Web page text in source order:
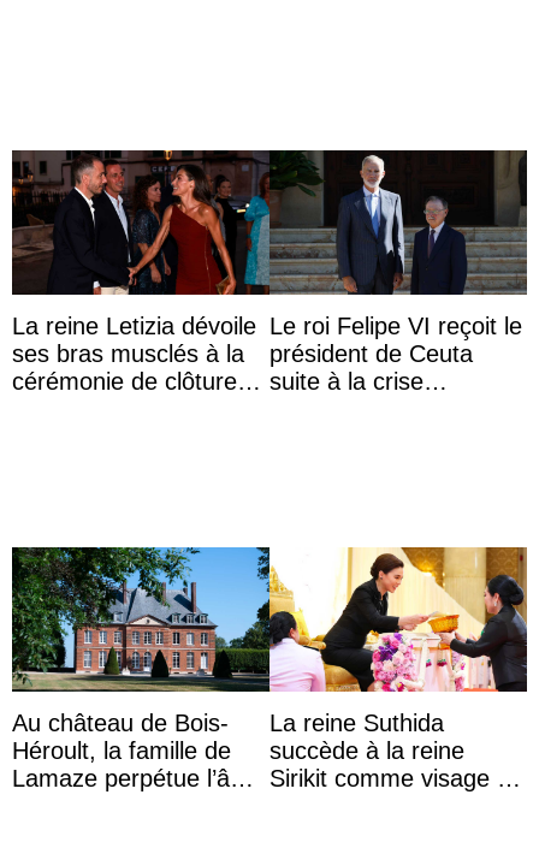
La reine Letizia dévoile
ses bras musclés à la
cérémonie de clôture
Le roi Felipe VI reçoit le
président de Ceuta
suite à la crise
Au château de Bois-
Héroult, la famille de
Lamaze perpétue l’âme
La reine Suthida
succède à la reine
Sirikit comme visage de